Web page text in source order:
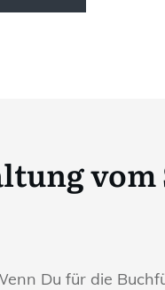
Du für die